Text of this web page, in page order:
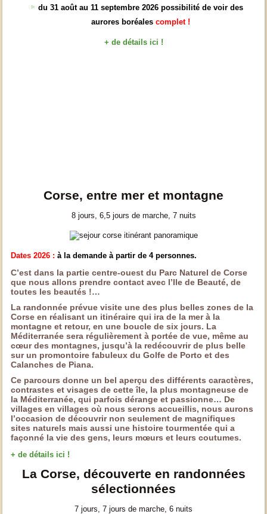
du 31 août au 11 septembre 2026 possibilité de voir des
aurores boréales complet !
+ de détails ici !
Corse, entre mer et montagne
8 jours, 6,5 jours de marche, 7 nuits
Dates 2026 :à la demande à partir de 4 personnes.
C’est dans la partie centre-ouest du Parc Naturel de Corse
que nous allons prendre contact avec l’Ile de Beauté, de
toutes les beautés !…
La randonnée prévue visite une des plus belles zones de la
Corse en réalisant un itinéraire qui ira de la mer à la
montagne et retour, en une boucle de six jours. La
Méditerranée sera régulièrement à portée de vue, même au
cœur des montagnes, jusqu’à la redécouvrir de plus belle
sur un promontoire fabuleux du Golfe de Porto et des
Calanches de Piana.
Ce parcours donne un bel aperçu des différents caractères,
contrastes et visages de cette île, la plus montagneuse de
la Méditerranée, qui parfois dérange et passionne… De
villages en villages où nous serons accueillis, nous aurons
l’occasion de découvrir non seulement de magnifiques
sites naturels mais aussi une histoire tourmentée qui a
façonné la vie des gens, leurs mœurs et leurs coutumes.
+ de détails ici !
La Corse, découverte en randonnées
sélectionnées
7 jours, 7 jours de marche, 6 nuits